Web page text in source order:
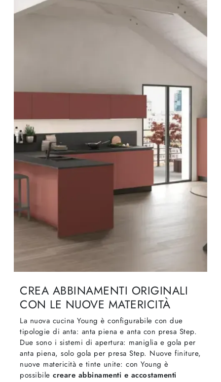
CREA ABBINAMENTI ORIGINALI
CON LE NUOVE MATERICITÀ
La nuova cucina Young è configurabile con due
tipologie di anta: anta piena e anta con presa Step.
Due sono i sistemi di apertura: maniglia e gola per
anta piena, solo gola per presa Step. Nuove finiture,
nuove matericità e tinte unite: con Young è
possibile creare abbinamenti e accostamenti